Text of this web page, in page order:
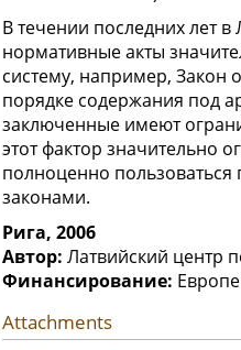
В течении последних лет
нормативные акты
систему, например, Закон
порядке содержания под
заключенные имеют
этот фактор значительно
полноценно
законами.
Рига, 2006
Автор: Латвийский центр
Финансирование:
Attachments